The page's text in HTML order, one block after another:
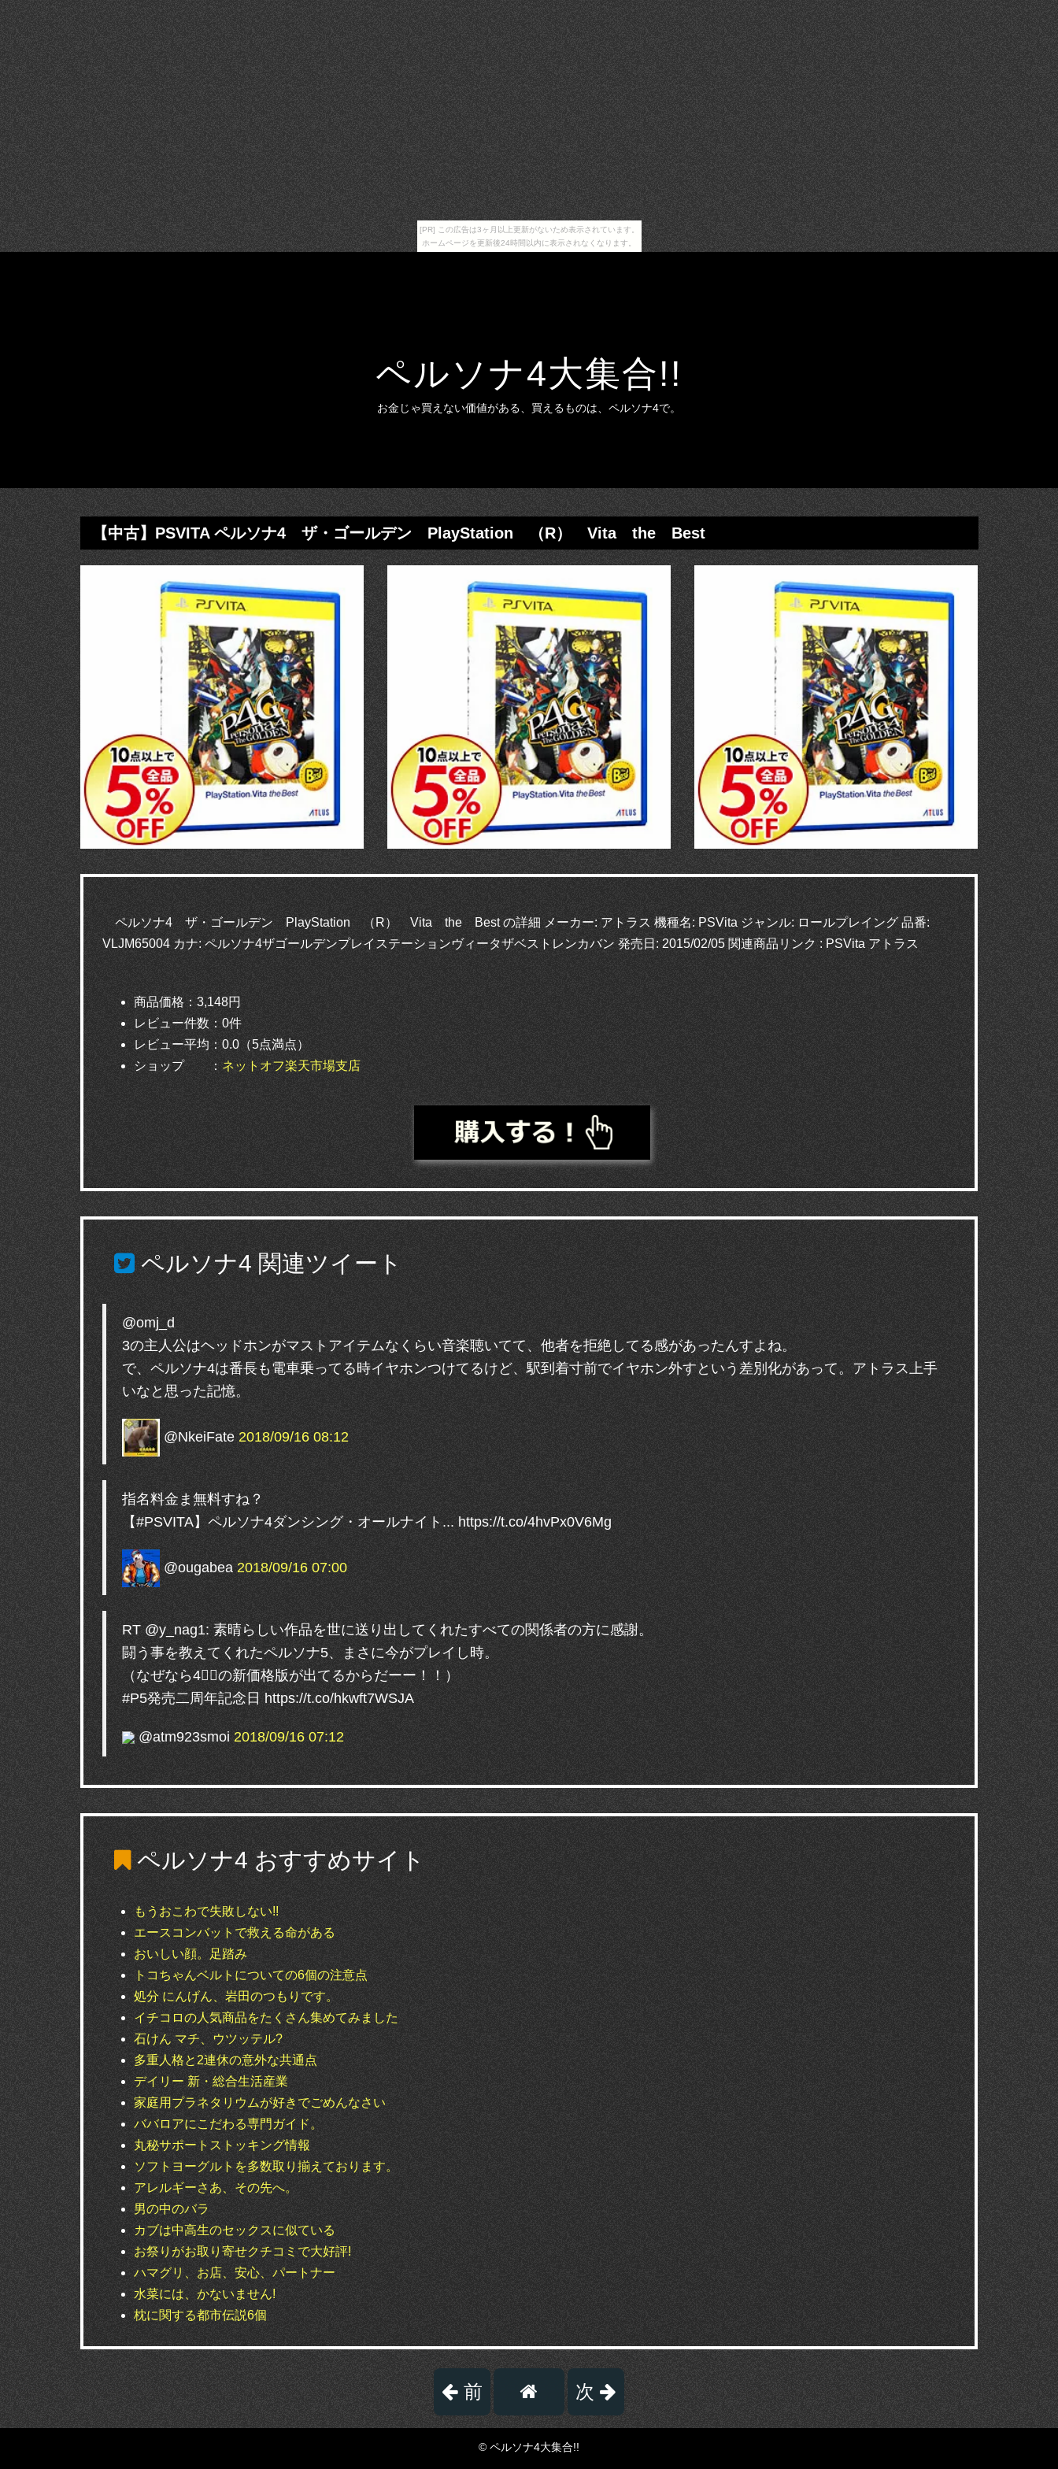
[PR] この広告は3ヶ月以上更新がないため表示されています。
ホームページを更新後24時間以内に表示されなくなります。
ペルソナ4大集合!!
お金じゃ買えない価値がある、買えるものは、ペルソナ4で。
【中古】PSVITA ペルソナ4 ザ・ゴールデン PlayStation （R） Vita the Best
ペルソナ4 ザ・ゴールデン PlayStation （R） Vita the Best の詳細 メーカー: アトラス 機種名: PSVita ジャンル: ロールプレイング 品番:
VLJM65004 カナ: ペルソナ4ザゴールデンプレイステーションヴィータザベストレンカバン 発売日: 2015/02/05 関連商品リンク : PSVita アトラス
商品価格：3,148円
レビュー件数：0件
レビュー平均：0.0（5点満点）
ショップ ： ネットオフ楽天市場支店
ペルソナ4 関連ツイート
@omj_d
3の主人公はヘッドホンがマストアイテムなくらい音楽聴いてて、他者を拒絶してる感があったんすよね。
で、ペルソナ4は番長も電車乗ってる時イヤホンつけてるけど、駅到着寸前でイヤホン外すという差別化があって。アトラス上手
いなと思った記憶。
@NkeiFate 2018/09/16 08:12
指名料金ま無料すね？
【#PSVITA】ペルソナ4ダンシング・オールナイト... https://t.co/4hvPx0V6Mg
@ougabea 2018/09/16 07:00
RT @y_nag1: 素晴らしい作品を世に送り出してくれたすべての関係者の方に感謝。
闘う事を教えてくれたペルソナ5、まさに今がプレイし時。
（なぜなら4𬦀円の新価格版が出てるからだーー！！）
#P5発売二周年記念日 https://t.co/hkwft7WSJA
@atm923smoi 2018/09/16 07:12
ペルソナ4 おすすめサイト
もうおこわで失敗しない!!
エースコンバットで救える命がある
おいしい顔。足踏み
トコちゃんベルトについての6個の注意点
処分 にんげん、岩田のつもりです。
イチコロの人気商品をたくさん集めてみました
石けん マチ、ウツッテル?
多重人格と2連休の意外な共通点
デイリー 新・総合生活産業
家庭用プラネタリウムが好きでごめんなさい
ババロアにこだわる専門ガイド。
丸秘サポートストッキング情報
ソフトヨーグルトを多数取り揃えております。
アレルギーさあ、その先へ。
男の中のバラ
カブは中高生のセックスに似ている
お祭りがお取り寄せクチコミで大好評!
ハマグリ、お店、安心、パートナー
水菜には、かないません!
枕に関する都市伝説6個
前 次
© ペルソナ4大集合!!